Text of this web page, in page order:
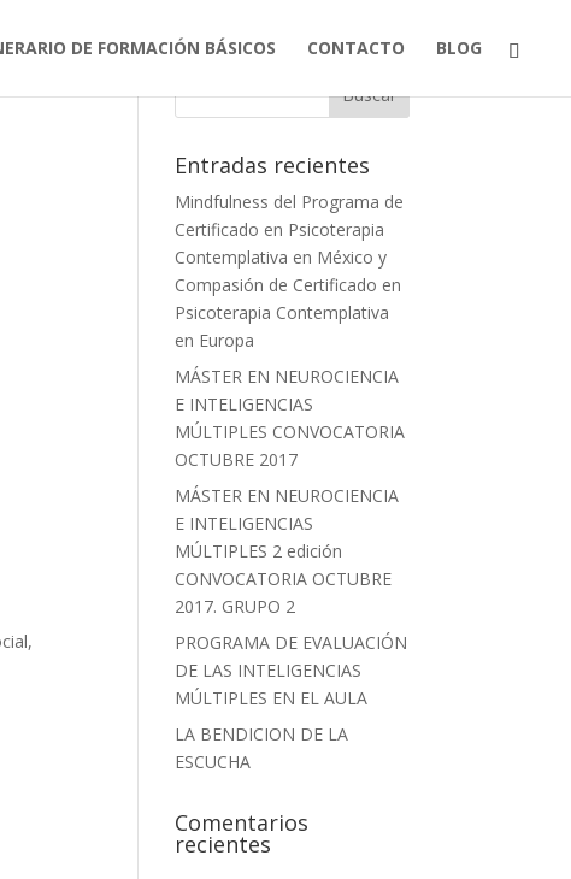
DE FORMACIÓN BÁSICOS CONTACTO BLOG
Entradas recientes
Mindfulness del Programa de
Certificado en Psicoterapia
Contemplativa en México y
Compasión de Certificado en
Psicoterapia Contemplativa
en Europa
MÁSTER EN NEUROCIENCIA
E INTELIGENCIAS
MÚLTIPLES CONVOCATORIA
OCTUBRE 2017
MÁSTER EN NEUROCIENCIA
E INTELIGENCIAS
MÚLTIPLES 2 edición
CONVOCATORIA OCTUBRE
2017. GRUPO 2
PROGRAMA DE EVALUACIÓN
DE LAS INTELIGENCIAS
MÚLTIPLES EN EL AULA
LA BENDICION DE LA
ESCUCHA
Comentarios
recientes